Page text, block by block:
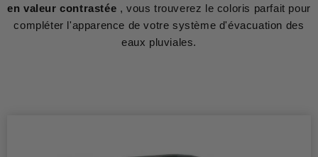
en valeur contrastée , vous trouverez le coloris parfait pour
compléter l'apparence de votre système d'évacuation des
eaux pluviales.